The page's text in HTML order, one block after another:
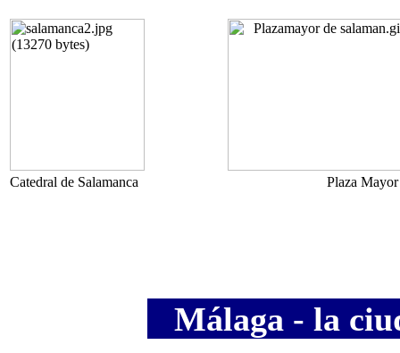
Catedral de Salamanca Plaza Mayor
Málaga - la